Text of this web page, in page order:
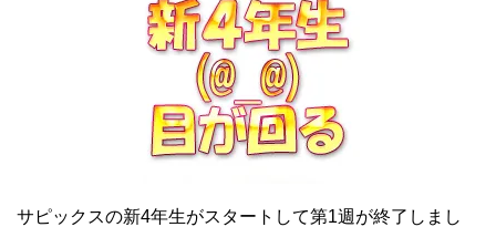
サピックスの新4年生がスタートして第1週が終了しまし